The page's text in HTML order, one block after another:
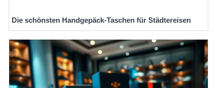
Die schönsten Handgepäck-Taschen für Städtereisen